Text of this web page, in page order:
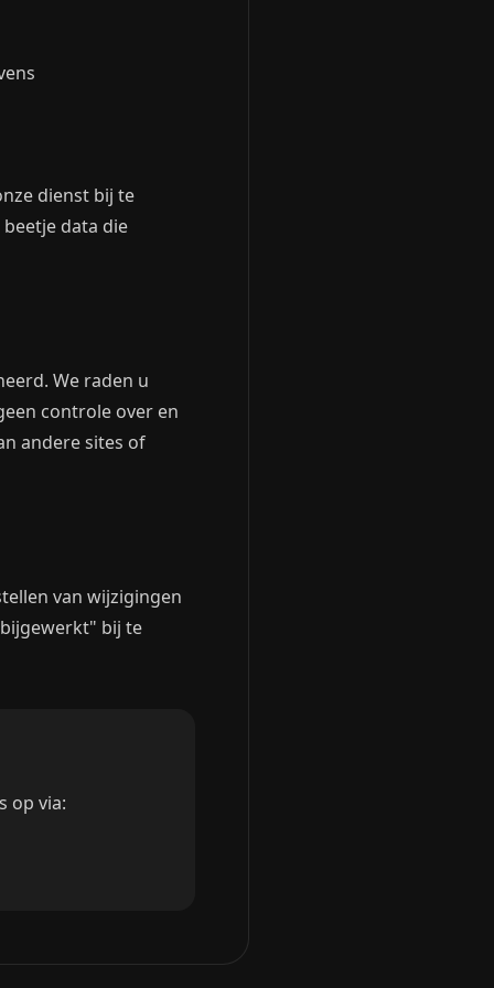
dienst bij te
data die
We raden u
controle over en
andere sites of
van wijzigingen
bij te
op via: